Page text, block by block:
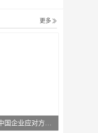
更多
非洲13国集体"锁矿逼宫"，中国企业应对方案曝光